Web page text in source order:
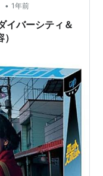
出演
の恋」出演
• 1年前
イバーシティ＆